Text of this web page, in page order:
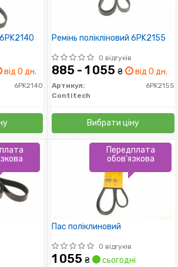
від 0 дн.
6PK2140
Ремінь полікліновий 6PK2155
0 відгуків
885 - 1 055 ₴ від 0 дн.
Артикул:
6PK2155
Contitech
Вибрати ціну
Пас поліклиновий
0 відгуків
1 055 ₴ сьогодні
Передплата
обов'язкова